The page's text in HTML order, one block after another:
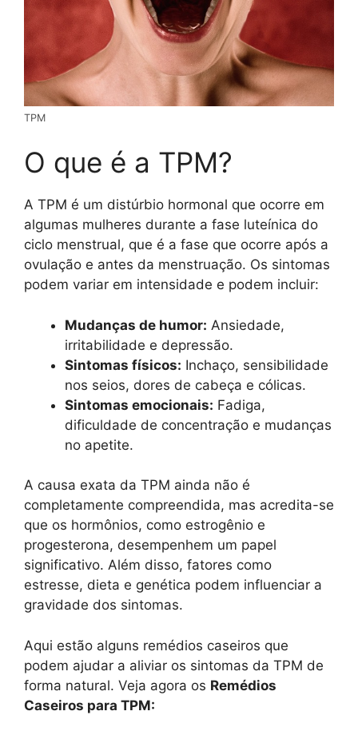
TPM
O que é a TPM?
A TPM é um distúrbio hormonal que ocorre em
algumas mulheres durante a fase luteínica do
ciclo menstrual, que é a fase que ocorre após a
ovulação e antes da menstruação. Os sintomas
podem variar em intensidade e podem incluir:
Mudanças de humor: Ansiedade,
irritabilidade e depressão.
Sintomas físicos: Inchaço, sensibilidade
nos seios, dores de cabeça e cólicas.
Sintomas emocionais: Fadiga,
dificuldade de concentração e mudanças
no apetite.
A causa exata da TPM ainda não é
completamente compreendida, mas acredita-se
que os hormônios, como estrogênio e
progesterona, desempenhem um papel
significativo. Além disso, fatores como
estresse, dieta e genética podem influenciar a
gravidade dos sintomas.
Aqui estão alguns remédios caseiros que
podem ajudar a aliviar os sintomas da TPM de
forma natural. Veja agora os Remédios
Caseiros para TPM: